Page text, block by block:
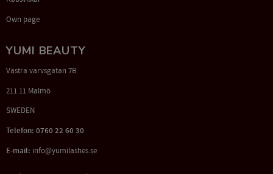
Own page
YUMI BEAUTY
Västra varvsgatan 7B
211 11 Malmö
SWEDEN
Telefon: 0760 22 60 30
E-mail: info@yumilashes.se